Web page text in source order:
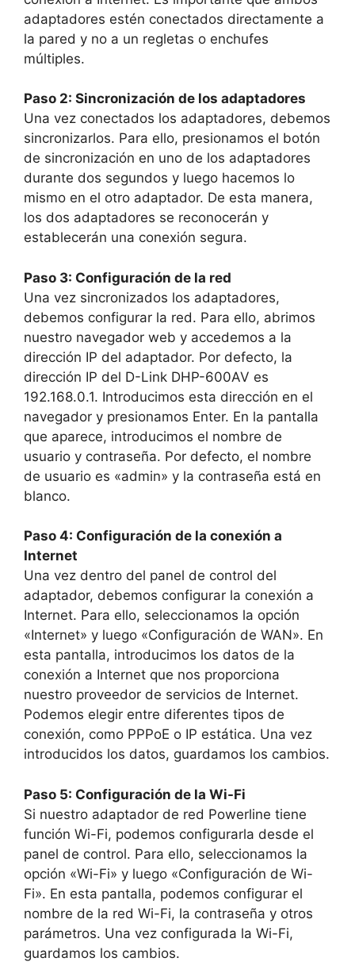
adaptadores estén conectados directamente a
la pared y no a un regletas o enchufes
múltiples.
Paso 2: Sincronización de los adaptadores
Una vez conectados los adaptadores, debemos
sincronizarlos. Para ello, presionamos el botón
de sincronización en uno de los adaptadores
durante dos segundos y luego hacemos lo
mismo en el otro adaptador. De esta manera,
los dos adaptadores se reconocerán y
establecerán una conexión segura.
Paso 3: Configuración de la red
Una vez sincronizados los adaptadores,
debemos configurar la red. Para ello, abrimos
nuestro navegador web y accedemos a la
dirección IP del adaptador. Por defecto, la
dirección IP del D-Link DHP-600AV es
192.168.0.1. Introducimos esta dirección en el
navegador y presionamos Enter. En la pantalla
que aparece, introducimos el nombre de
usuario y contraseña. Por defecto, el nombre
de usuario es «admin» y la contraseña está en
blanco.
Paso 4: Configuración de la conexión a
Internet
Una vez dentro del panel de control del
adaptador, debemos configurar la conexión a
Internet. Para ello, seleccionamos la opción
«Internet» y luego «Configuración de WAN». En
esta pantalla, introducimos los datos de la
conexión a Internet que nos proporciona
nuestro proveedor de servicios de Internet.
Podemos elegir entre diferentes tipos de
conexión, como PPPoE o IP estática. Una vez
introducidos los datos, guardamos los cambios.
Paso 5: Configuración de la Wi-Fi
Si nuestro adaptador de red Powerline tiene
función Wi-Fi, podemos configurarla desde el
panel de control. Para ello, seleccionamos la
opción «Wi-Fi» y luego «Configuración de Wi-
Fi». En esta pantalla, podemos configurar el
nombre de la red Wi-Fi, la contraseña y otros
parámetros. Una vez configurada la Wi-Fi,
guardamos los cambios.